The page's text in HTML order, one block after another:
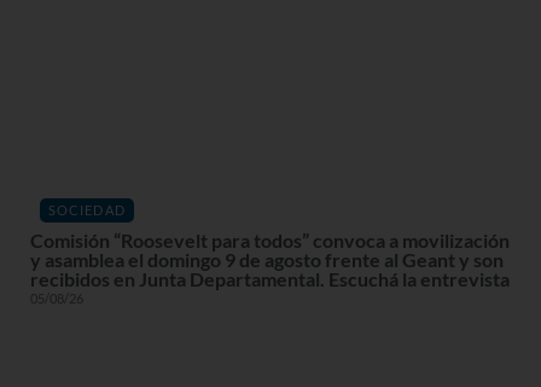
SOCIEDAD
Comisión “Roosevelt para todos” convoca a movilización
y asamblea el domingo 9 de agosto frente al Geant y son
recibidos en Junta Departamental. Escuchá la entrevista
05/08/26